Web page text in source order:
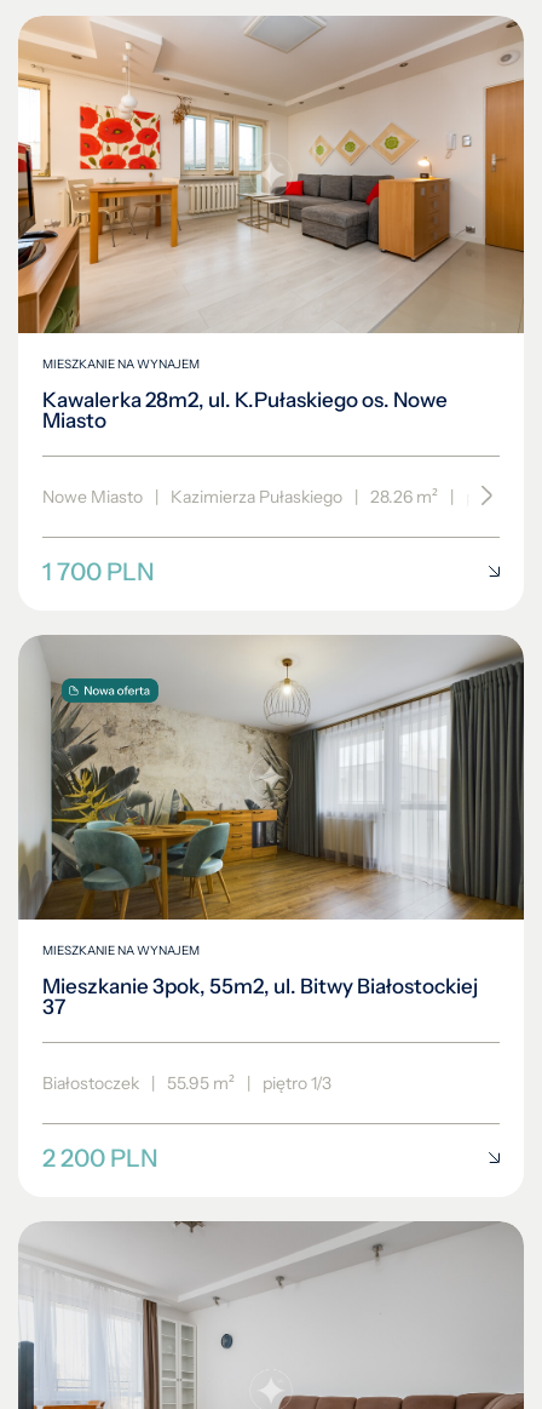
MIESZKANIE NA WYNAJEM
Kawalerka 28m2, ul. K.Pułaskiego os. Nowe
Miasto
Nowe Miasto | Kazimierza Pułaskiego | 28.26 m² | piętro 3/3
1 700 PLN
MIESZKANIE NA WYNAJEM
Mieszkanie 3pok, 55m2, ul. Bitwy Białostockiej
37
Białostoczek | 55.95 m² | piętro 1/3
2 200 PLN